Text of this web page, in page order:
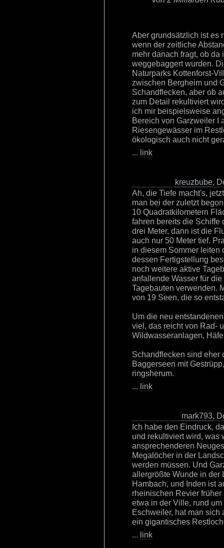
Aber grundsätzlich ist es
wenn der zeitliche
mehr danach fragt, ob da
weggebaggert wurden.
Naturparks Kottenforst-
zwischen Bergheim und
Schandflecken, aber ob
zum Detail rekultiviert
ich mir beispielsweise
Bereich von Garzweiler I
Riesengewässer im
ökologisch auch nicht
... link
kreuzbube,
Ah, die Tiefe macht's,
man bei der zuletzt
10 Quadratkilometern
fahren bereits die Schiffe
drei Meter, dann ist die
auch nur 50 Meter tief.
in diesem Sommer leiten
dessen Fertigstellung
noch weitere aktive
anfallende Wasser für
Tagebauten verwenden.
von 19 Seen, die so
Um die neu
viel, das reicht von Rad-
Wildwasseranlagen,
Schandflecken sind eher
Baggerseen mit
ringsherum.
... link
mark793,
Ich habe den Eindruck,
und rekultiviert wird, was
ansprechenderen
Megalöcher in der
werden müssen. Und
allergrößte Wunde in der
Hambach, und Inden ist
rheinischen Revier
etwa in der Ville, rund
Eschweiler, hat man sich
ein gigantisches
... link